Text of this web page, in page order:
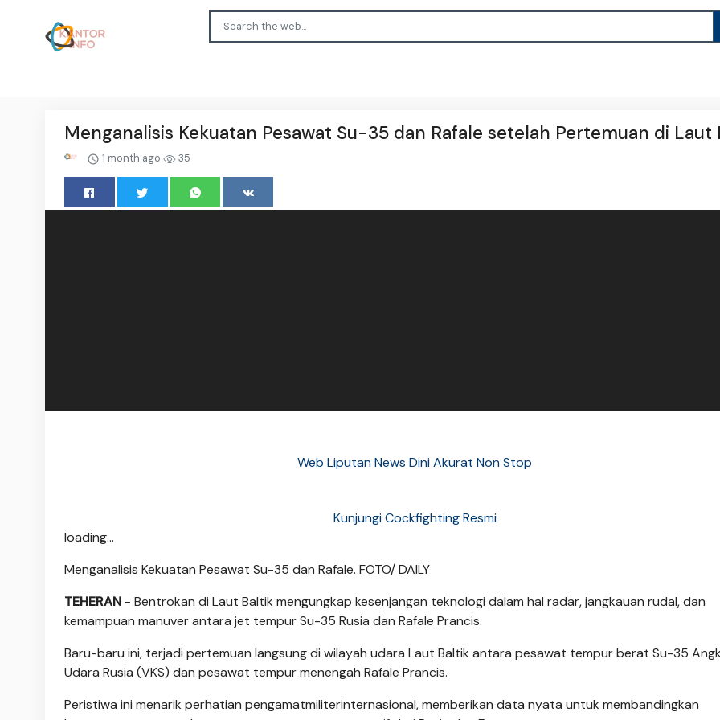
Menganalisis Kekuatan Pesawat Su-35 dan Rafale setelah Pertemuan di Laut
1 month ago 35
Web Liputan News Dini Akurat Non Stop
Kunjungi Cockfighting Resmi
loading...
Menganalisis Kekuatan Pesawat Su-35 dan Rafale. FOTO/ DAILY
TEHERAN - Bentrokan di Laut Baltik mengungkap kesenjangan teknologi dalam hal radar, jangkauan rudal, dan
kemampuan manuver antara jet tempur Su-35 Rusia dan Rafale Prancis.
Baru-baru ini, terjadi pertemuan langsung di wilayah udara Laut Baltik antara pesawat tempur berat Su-35
Udara Rusia (VKS) dan pesawat tempur menengah Rafale Prancis.
Peristiwa ini menarik perhatian pengamatmiliterinternasional, memberikan data nyata untuk membandingkan